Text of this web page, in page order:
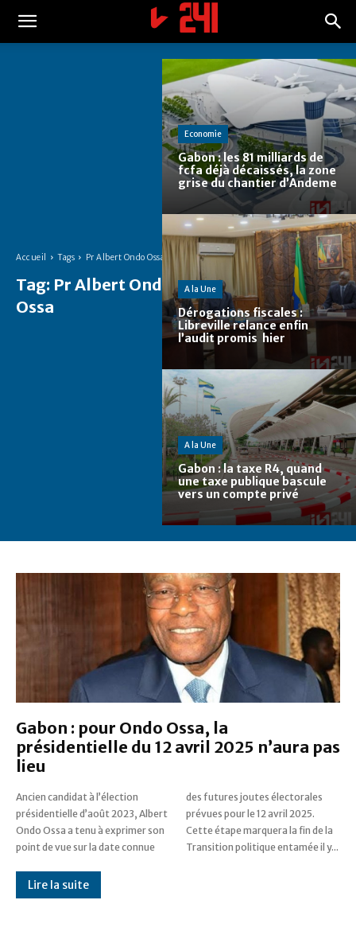
Accueil Tags Pr Albert Ondo Ossa
Tag: Pr Albert Ondo
Ossa
Economie
Gabon : les 81 milliards de
fcfa déjà décaissés, la zone
grise du chantier d’Andeme
A la Une
Dérogations fiscales :
Libreville relance enfin
l’audit promis hier
A la Une
Gabon : la taxe R4, quand
une taxe publique bascule
vers un compte privé
Gabon : pour Ondo Ossa, la
présidentielle du 12 avril 2025 n’aura pas
lieu
Ancien candidat à l’élection
présidentielle d’août 2023, Albert
Ondo Ossa a tenu à exprimer son
point de vue sur la date connue
des futures joutes électorales
prévues pour le 12 avril 2025.
Cette étape marquera la fin de la
Transition politique entamée il y...
Lire la suite